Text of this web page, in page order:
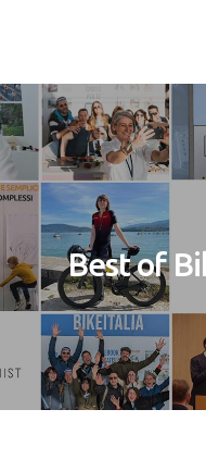
Best of